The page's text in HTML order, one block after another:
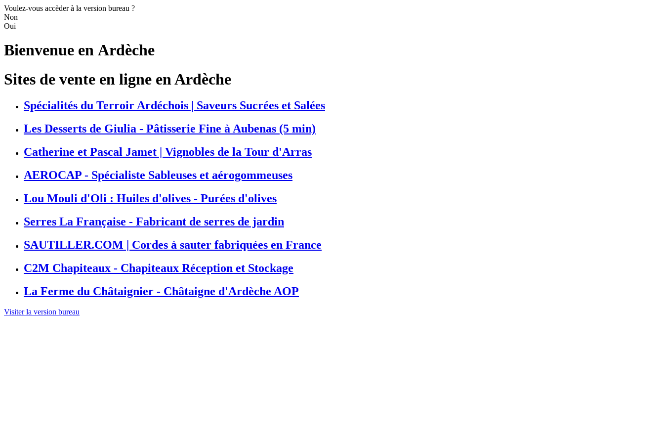
Voulez-vous accèder à la version bureau ?
Non
Oui
Bienvenue en Ardèche
Sites de vente en ligne en Ardèche
Spécialités du Terroir Ardéchois | Saveurs Sucrées et Salées
Les Desserts de Giulia - Pâtisserie Fine à Aubenas (5 min)
Catherine et Pascal Jamet | Vignobles de la Tour d'Arras
AEROCAP - Spécialiste Sableuses et aérogommeuses
Lou Mouli d'Oli : Huiles d'olives - Purées d'olives
Serres La Française - Fabricant de serres de jardin
SAUTILLER.COM | Cordes à sauter fabriquées en France
C2M Chapiteaux - Chapiteaux Réception et Stockage
La Ferme du Châtaignier - Châtaigne d'Ardèche AOP
Visiter la version bureau